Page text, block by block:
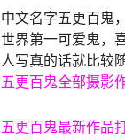
中文名字五更百鬼
世界第一可爱鬼，
人写真的话就比较
五更百鬼全部摄影
五更百鬼最新作品